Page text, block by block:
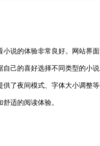
小说的体验非常良好。网站界
自己的喜好选择不同类型的小
了夜间模式、字体大小调整等
适的阅读体验。